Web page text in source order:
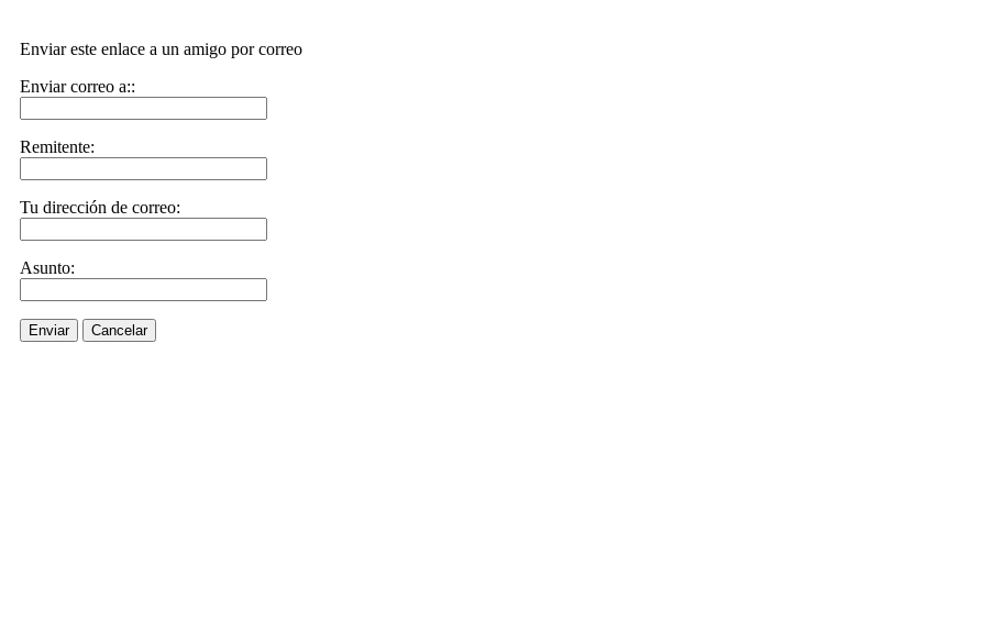
Enviar este enlace a un amigo por correo
Enviar correo a::
Remitente:
Tu dirección de correo:
Asunto:
Enviar Cancelar